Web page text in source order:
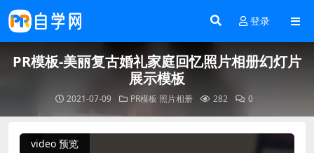
登录
PR模板-美丽复古婚礼家庭回忆照片相册幻灯片
展示模板
2021-07-09 PR模板 照片相册 282 0
video 预览